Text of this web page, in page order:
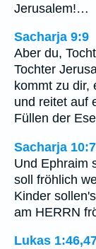
Jerusalem!…
Sacharja 9:9
Aber du,
Tochter
kommt zu dir,
und reitet auf
Füllen der
Sacharja 10:7
Und Ephraim
soll fröhlich
Kinder
am HERRN
Lukas